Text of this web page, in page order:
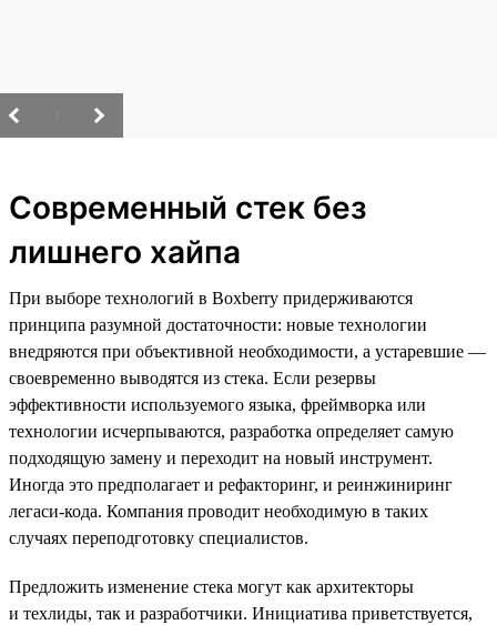
Современный стек без
лишнего хайпа
При выборе технологий в Boxberry придерживаются
принципа разумной достаточности: новые технологии
внедряются при объективной необходимости, а устаревшие —
своевременно выводятся из стека. Если резервы
эффективности используемого языка, фреймворка или
технологии исчерпываются, разработка определяет самую
подходящую замену и переходит на новый инструмент.
Иногда это предполагает и рефакторинг, и реинжиниринг
легаси-кода. Компания проводит необходимую в таких
случаях переподготовку специалистов.
Предложить изменение стека могут как архитекторы
и техлиды, так и разработчики. Инициатива приветствуется,